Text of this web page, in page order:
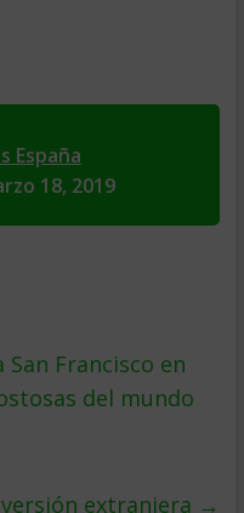
España
18, 2019
Francisco en
del mundo
extranjera →